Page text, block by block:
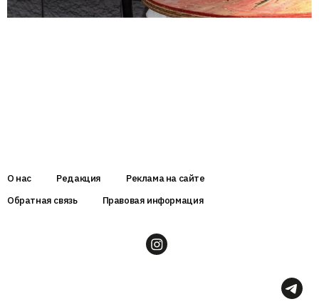
О нас Редакция
Реклама на сайте
Обратная связь
Правовая информация